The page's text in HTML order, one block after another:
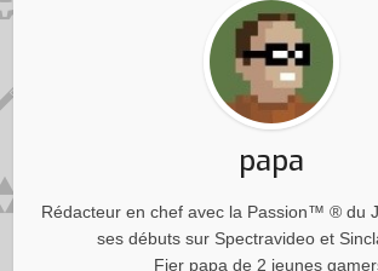
papa
Rédacteur en chef avec la Passion™ ® du
ses débuts sur Spectravideo et
Fier papa de 2 jeunes